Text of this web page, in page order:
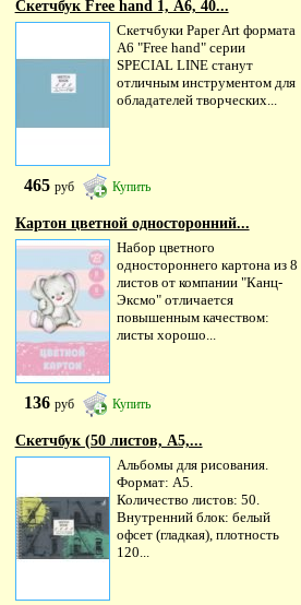
Скетчбук Free hand 1, А6, 40...
Скетчбуки Paper Art формата
А6 "Free hand" серии
SPECIAL LINE станут
отличным инструментом для
обладателей творческих...
465 руб Купить
Картон цветной односторонний...
Набор цветного
одностороннего картона из 8
листов от компании "Канц-
Эксмо" отличается
повышенным качеством:
листы хорошо...
136 руб Купить
Скетчбук (50 листов, А5,...
Альбомы для рисования.
Формат: А5.
Количество листов: 50.
Внутренний блок: белый
офсет (гладкая), плотность
120...